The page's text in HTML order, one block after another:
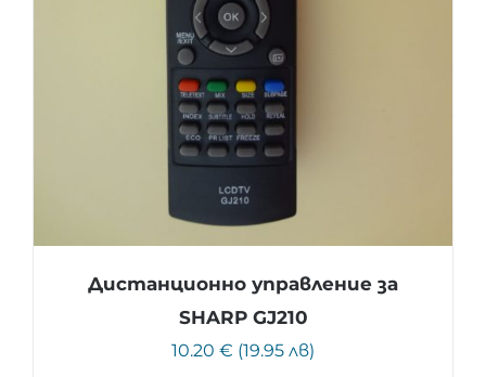
Дистанционно управление за
SHARP GJ210
10.20 € (19.95 лв)